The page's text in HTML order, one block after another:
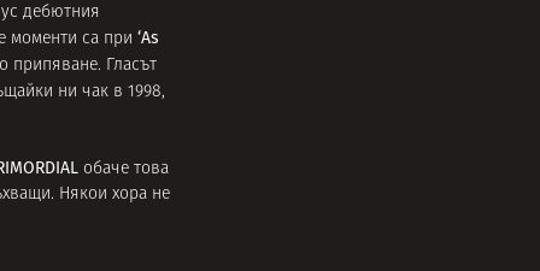
дебютния
моменти са при ‘As
припяване. Гласът
ни чак в 1998,
обаче това
Някои хора не